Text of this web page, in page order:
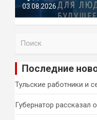
03.08.2026
и
Последние
Тульские работники и
Губернатор рассказал